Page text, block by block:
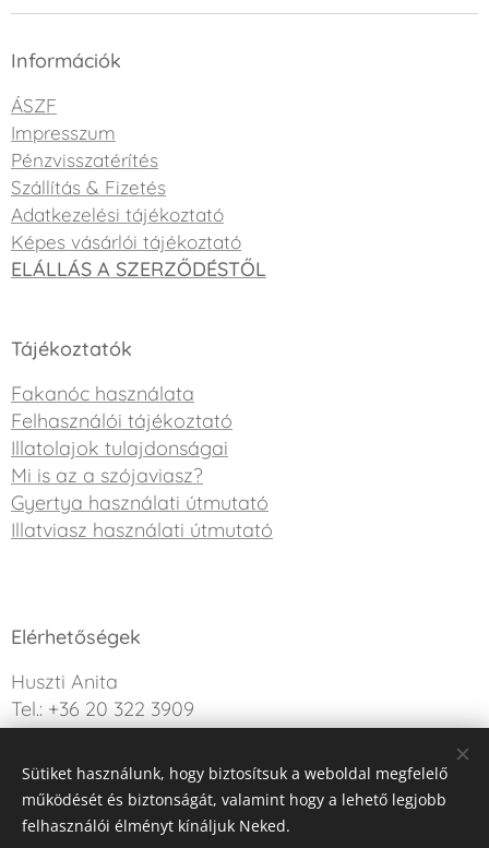
Információk
ÁSZF
Impresszum
Pénzvisszatérítés
Szállítás & Fizetés
Adatkezelési tájékoztató
Képes vásárlói tájékoztató
ELÁLLÁS A SZERZŐDÉSTŐL
Tájékoztatók
Fakanóc használata
Felhasználói tájékoztató
Illatolajok tulajdonságai
Mi is az a szójaviasz?
Gyertya használati útmutató
Illatviasz használati útmutató
Elérhetőségek
Huszti Anita
Tel.: +36 20 322 3909
Kérdésed van? Írj nekünk!
Sütiket használunk, hogy biztosítsuk a weboldal megfelelő
működését és biztonságát, valamint hogy a lehető legjobb
felhasználói élményt kínáljuk Neked.